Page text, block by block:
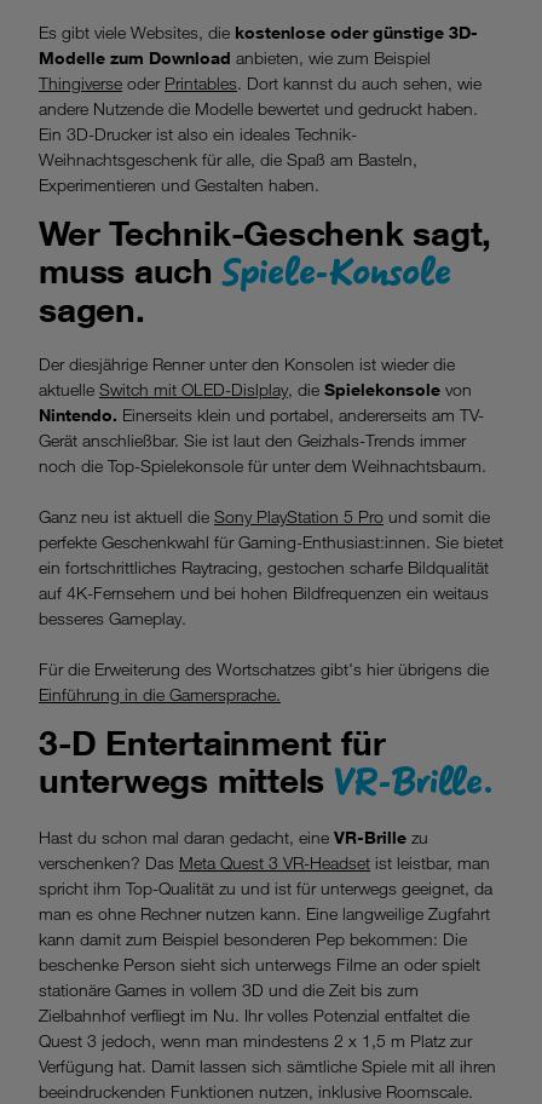
Es gibt viele Websites, die kostenlose oder günstige 3D-
Modelle zum Download anbieten, wie zum Beispiel
Thingiverse oder Printables. Dort kannst du auch sehen, wie
andere Nutzende die Modelle bewertet und gedruckt haben.
Ein 3D-Drucker ist also ein ideales Technik-
Weihnachtsgeschenk für alle, die Spaß am Basteln,
Experimentieren und Gestalten haben.
Wer Technik-Geschenk sagt,
muss auch Spiele-Konsole
sagen.
Der diesjährige Renner unter den Konsolen ist wieder die
aktuelle Switch mit OLED-Dislplay, die Spielekonsole von
Nintendo. Einerseits klein und portabel, andererseits am TV-
Gerät anschließbar. Sie ist laut den Geizhals-Trends immer
noch die Top-Spielekonsole für unter dem Weihnachtsbaum.
Ganz neu ist aktuell die Sony PlayStation 5 Pro und somit die
perfekte Geschenkwahl für Gaming-Enthusiast:innen. Sie bietet
ein fortschrittliches Raytracing, gestochen scharfe Bildqualität
auf 4K-Fernsehern und bei hohen Bildfrequenzen ein weitaus
besseres Gameplay.
Für die Erweiterung des Wortschatzes gibt's hier übrigens die
Einführung in die Gamersprache.
3-D Entertainment für
unterwegs mittels VR-Brille.
Hast du schon mal daran gedacht, eine VR-Brille zu
verschenken? Das Meta Quest 3 VR-Headset ist leistbar, man
spricht ihm Top-Qualität zu und ist für unterwegs geeignet, da
man es ohne Rechner nutzen kann. Eine langweilige Zugfahrt
kann damit zum Beispiel besonderen Pep bekommen: Die
beschenke Person sieht sich unterwegs Filme an oder spielt
stationäre Games in vollem 3D und die Zeit bis zum
Zielbahnhof verfliegt im Nu. Ihr volles Potenzial entfaltet die
Quest 3 jedoch, wenn man mindestens 2 x 1,5 m Platz zur
Verfügung hat. Damit lassen sich sämtliche Spiele mit all ihren
beeindruckenden Funktionen nutzen, inklusive Roomscale.